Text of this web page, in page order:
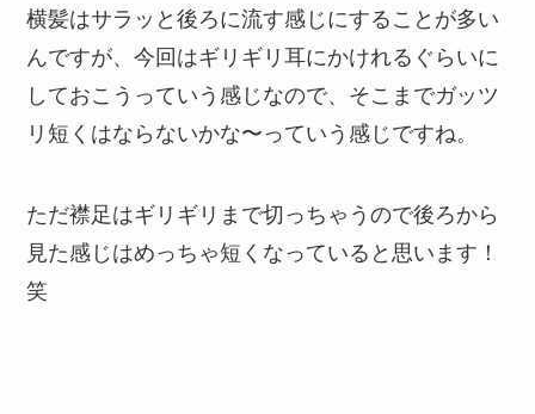
横髪はサラッと後ろに流す感じにすることが多い
んですが、今回はギリギリ耳にかけれるぐらいに
しておこうっていう感じなので、そこまでガッツ
リ短くはならないかな〜っていう感じですね。
ただ襟足はギリギリまで切っちゃうので後ろから
見た感じはめっちゃ短くなっていると思います！
笑